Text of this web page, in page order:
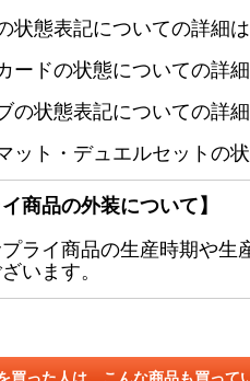
状態表記についての詳細は
ードの状態についての詳
の状態表記についての詳
ット・デュエルセットの
イ商品の外装について】
ライ商品の生産時期や生
います。
買った人は、こんな商品も買って